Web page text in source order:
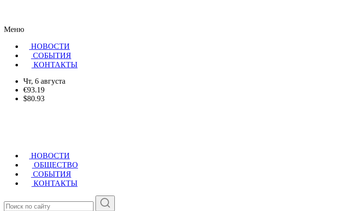
Меню
НОВОСТИ
CОБЫТИЯ
КОНТАКТЫ
Чт, 6 августа
€93.19
$80.93
НОВОСТИ
ОБЩЕСТВО
СОБЫТИЯ
КОНТАКТЫ